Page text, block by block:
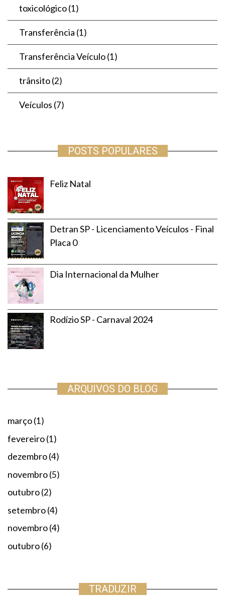
toxicológico(1)
Transferência (1)
Transferência Veículo(1)
trânsito(2)
Veículos (7)
POSTS POPULARES
Feliz Natal
Detran SP - Licenciamento Veículos - Final
Placa 0
Dia Internacional da Mulher
Rodízio SP - Carnaval 2024
ARQUIVOS DO BLOG
março(1)
fevereiro(1)
dezembro(4)
novembro(5)
outubro(2)
setembro(4)
novembro(4)
outubro(6)
TRADUZIR